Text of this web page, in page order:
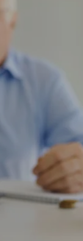
d’ici mars
en juillet